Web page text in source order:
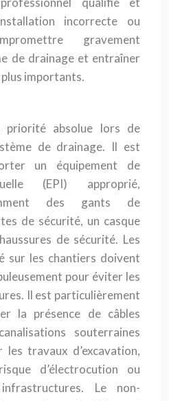
incorrecte ou
gravement
de drainage et entraîner
importants.
priorité absolue lors de
de drainage. Il est
un équipement de
(EPI) approprié,
des gants de
de sécurité, un casque
de sécurité. Les
sur les chantiers doivent
pour éviter les
Il est particulièrement
la présence de câbles
souterraines
les travaux d’excavation,
d’électrocution ou
Le non-